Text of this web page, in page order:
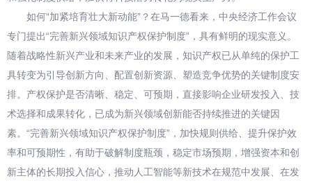
如何“加紧培育壮大新动能”？在马一德看来，中央经济工作会议
专门提出“完善新兴领域知识产权保护制度”，具有鲜明的现实意义。
随着战略性新兴产业和未来产业的发展，知识产权已从单纯的保护工
具转变为引导创新方向、配置创新资源、塑造竞争优势的关键制度安
排。产权保护是否清晰、稳定、可预期，直接影响企业研发投入、技
术选择和成果转化，已成为新兴领域创新能否持续推进的关键因
素。“完善新兴领域知识产权保护制度”，加快规则供给、提升保护效
率和可预期性，有助于破解制度瓶颈，稳定市场预期，增强资本和创
新主体的长期投入信心，推动人工智能等新技术在规范中发展、在发